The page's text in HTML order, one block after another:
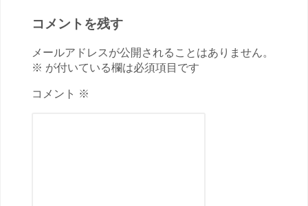
コメントを残す
メールアドレスが公開されることはありません。
※ が付いている欄は必須項目です
コメント ※